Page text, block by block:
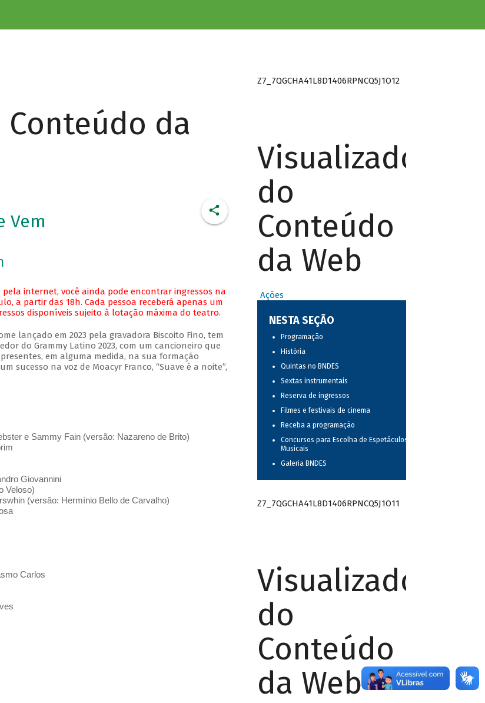
da
Vem
internet, você ainda pode encontrar ingressos na
a partir das 18h. Cada pessoa receberá apenas um
disponíveis sujeito à lotação máxima do teatro.
lançado em 2023 pela gravadora Biscoito Fino, tem
do Grammy Latino 2023, com um cancioneiro que
em alguma medida, na sua formação
sucesso na voz de Moacyr Franco, “Suave é a noite”,
e Sammy Fain (versão: Nazareno de Brito)
Giovannini
Veloso)
(versão: Hermínio Bello de Carvalho)
Carlos
Z7_7QGCHA41L8D1406RPNCQ5J1O12
Visualizador
do
Conteúdo
da Web
Ações
NESTA SEÇÃO
Programação
História
Quintas no BNDES
Sextas instrumentais
Reserva de ingressos
Filmes e festivais de cinema
Receba a programação
Concursos para Escolha de Espetáculos
Musicais
Galeria BNDES
Z7_7QGCHA41L8D1406RPNCQ5J1O11
Visualizador
do
Conteúdo
da Web